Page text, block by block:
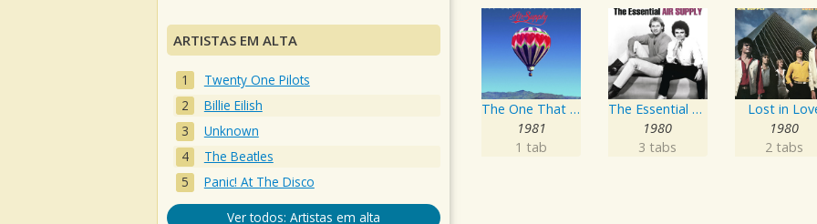
The One That You Love
1981
1 tab
The Essential Air Supply
1980
3 tabs
Lost in
1980
2 tabs
ARTISTAS EM ALTA
Twenty One Pilots
Billie Eilish
Unknown
The Beatles
Panic! At The Disco
Ver todos: Artistas em alta